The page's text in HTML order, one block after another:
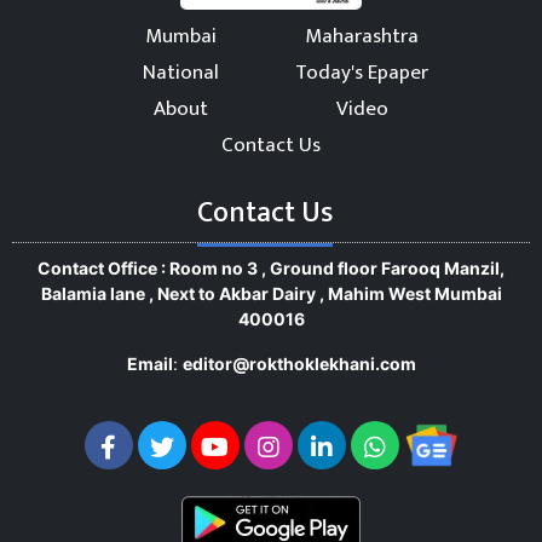
Mumbai
Maharashtra
National
Today's Epaper
About
Video
Contact Us
Contact Us
Contact Office : Room no 3 , Ground floor Farooq Manzil,
Balamia lane , Next to Akbar Dairy , Mahim West Mumbai
400016
Email: editor@rokthoklekhani.com